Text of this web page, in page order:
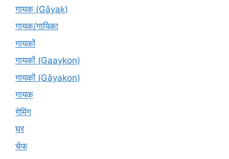
गायक (Gāyak)
गायक/गायिका
गायकों
गायकों (Gaaykon)
गायकों (Gāyakon)
गायक्
गेमिंग
घर
चेफ